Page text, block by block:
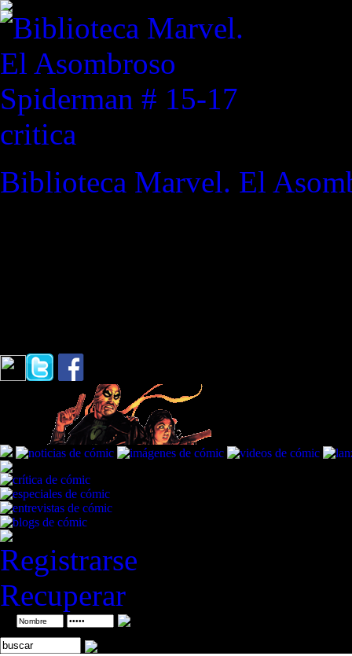
critica
Biblioteca Marvel. El
Registrarse
Recuperar